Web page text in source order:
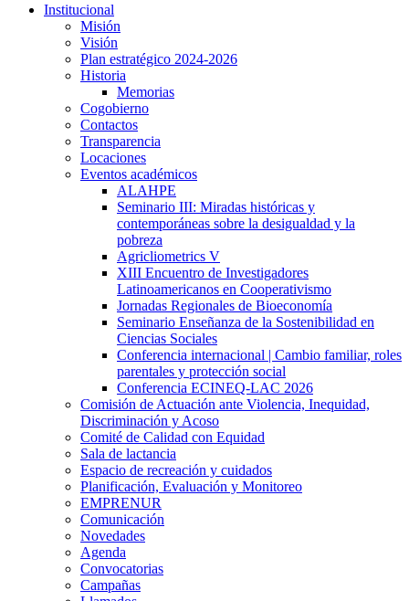
Institucional
Misión
Visión
Plan estratégico 2024-2026
Historia
Memorias
Cogobierno
Contactos
Transparencia
Locaciones
Eventos académicos
ALAHPE
Seminario III: Miradas históricas y
contemporáneas sobre la desigualdad y la
pobreza
Agricliometrics V
XIII Encuentro de Investigadores
Latinoamericanos en Cooperativismo
Jornadas Regionales de Bioeconomía
Seminario Enseñanza de la Sostenibilidad en
Ciencias Sociales
Conferencia internacional | Cambio familiar, roles
parentales y protección social
Conferencia ECINEQ-LAC 2026
Comisión de Actuación ante Violencia, Inequidad,
Discriminación y Acoso
Comité de Calidad con Equidad
Sala de lactancia
Espacio de recreación y cuidados
Planificación, Evaluación y Monitoreo
EMPRENUR
Comunicación
Novedades
Agenda
Convocatorias
Campañas